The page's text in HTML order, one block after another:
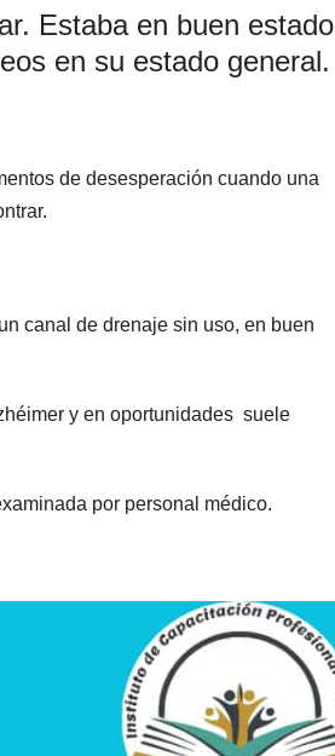
Estaba en buen estado
en su estado general.
de desesperación cuando una
canal de drenaje sin uso, en buen
y en oportunidades suele
por personal médico.